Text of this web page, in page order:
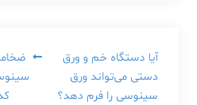
راهبری
نوشته
آیا دستگاه خم و ورق
دستی می‌تواند ورق
سینوسی را فرم دهد؟